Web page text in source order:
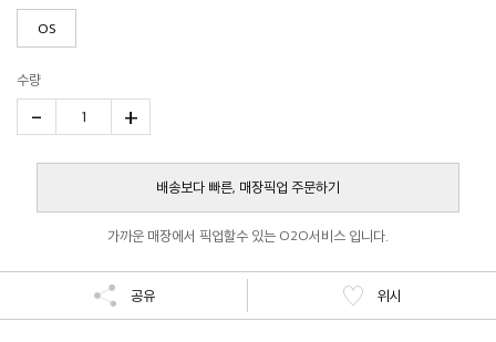
OS
수량
- 1 +
배송보다 빠른, 매장픽업 주문하기
가까운 매장에서 픽업할수 있는 O2O서비스 입니다.
공유 위시